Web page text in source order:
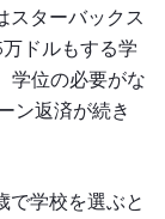
スターバックス
ドルもする学
学位の必要がな
ン返済が続き
で学校を選ぶと